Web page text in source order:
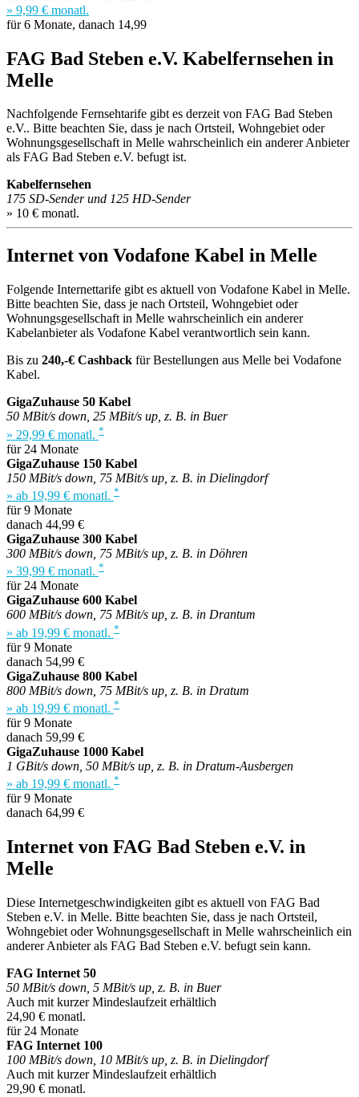
» 9,99 € monatl.
für 6 Monate, danach 14,99
FAG Bad Steben e.V. Kabelfernsehen in
Melle
Nachfolgende Fernsehtarife gibt es derzeit von FAG Bad Steben
e.V.. Bitte beachten Sie, dass je nach Ortsteil, Wohngebiet oder
Wohnungsgesellschaft in Melle wahrscheinlich ein anderer Anbieter
als FAG Bad Steben e.V. befugt ist.
Kabelfernsehen
175 SD-Sender und 125 HD-Sender
» 10 € monatl.
Internet von Vodafone Kabel in Melle
Folgende Internettarife gibt es aktuell von Vodafone Kabel in Melle.
Bitte beachten Sie, dass je nach Ortsteil, Wohngebiet oder
Wohnungsgesellschaft in Melle wahrscheinlich ein anderer
Kabelanbieter als Vodafone Kabel verantwortlich sein kann.
Bis zu 240,-€ Cashback für Bestellungen aus Melle bei Vodafone
Kabel.
GigaZuhause 50 Kabel
50 MBit/s down, 25 MBit/s up, z. B. in Buer
» 29,99 € monatl. *
für 24 Monate
GigaZuhause 150 Kabel
150 MBit/s down, 75 MBit/s up, z. B. in Dielingdorf
» ab 19,99 € monatl. *
für 9 Monate
danach 44,99 €
GigaZuhause 300 Kabel
300 MBit/s down, 75 MBit/s up, z. B. in Döhren
» 39,99 € monatl. *
für 24 Monate
GigaZuhause 600 Kabel
600 MBit/s down, 75 MBit/s up, z. B. in Drantum
» ab 19,99 € monatl. *
für 9 Monate
danach 54,99 €
GigaZuhause 800 Kabel
800 MBit/s down, 75 MBit/s up, z. B. in Dratum
» ab 19,99 € monatl. *
für 9 Monate
danach 59,99 €
GigaZuhause 1000 Kabel
1 GBit/s down, 50 MBit/s up, z. B. in Dratum-Ausbergen
» ab 19,99 € monatl. *
für 9 Monate
danach 64,99 €
Internet von FAG Bad Steben e.V. in
Melle
Diese Internetgeschwindigkeiten gibt es aktuell von FAG Bad
Steben e.V. in Melle. Bitte beachten Sie, dass je nach Ortsteil,
Wohngebiet oder Wohnungsgesellschaft in Melle wahrscheinlich ein
anderer Anbieter als FAG Bad Steben e.V. befugt sein kann.
FAG Internet 50
50 MBit/s down, 5 MBit/s up, z. B. in Buer
Auch mit kurzer Mindeslaufzeit erhältlich
24,90 € monatl.
für 24 Monate
FAG Internet 100
100 MBit/s down, 10 MBit/s up, z. B. in Dielingdorf
Auch mit kurzer Mindeslaufzeit erhältlich
29,90 € monatl.